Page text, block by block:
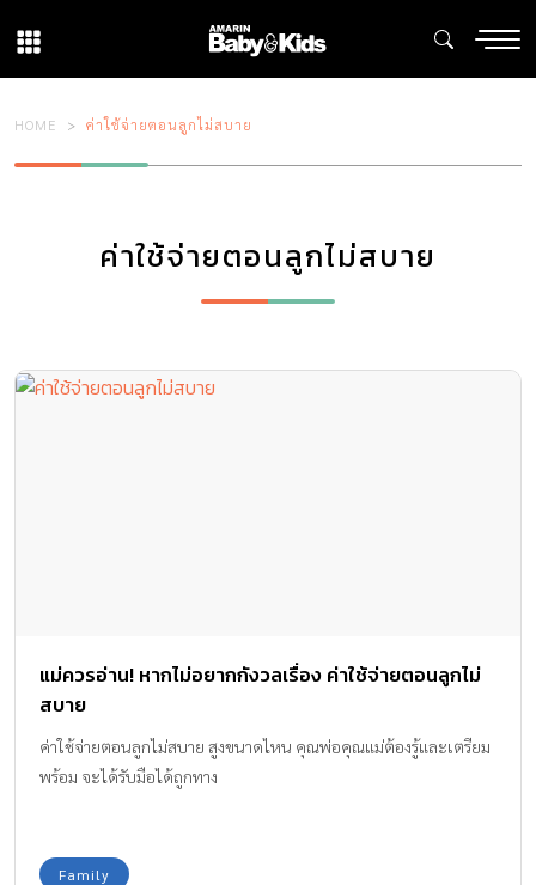
HOME ค่าใช้จ่ายตอนลูกไม่สบาย
ค่าใช้จ่ายตอนลูกไม่สบาย
แม่ควรอ่าน! หากไม่อยากกังวลเรื่อง ค่าใช้จ่ายตอนลูกไม่
สบาย
ค่าใช้จ่ายตอนลูกไม่สบาย สูงขนาดไหน คุณพ่อคุณแม่ต้องรู้และเตรียม
พร้อม จะได้รับมือได้ถูกทาง
Family